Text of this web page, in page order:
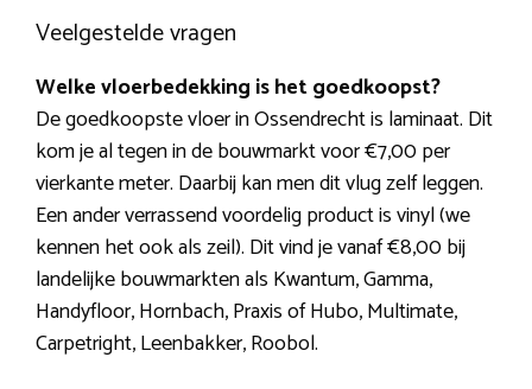
Veelgestelde vragen
Welke vloerbedekking is het goedkoopst?
De goedkoopste vloer in Ossendrecht is laminaat. Dit
kom je al tegen in de bouwmarkt voor €7,00 per
vierkante meter. Daarbij kan men dit vlug zelf leggen.
Een ander verrassend voordelig product is vinyl (we
kennen het ook als zeil). Dit vind je vanaf €8,00 bij
landelijke bouwmarkten als Kwantum, Gamma,
Handyfloor, Hornbach, Praxis of Hubo, Multimate,
Carpetright, Leenbakker, Roobol.